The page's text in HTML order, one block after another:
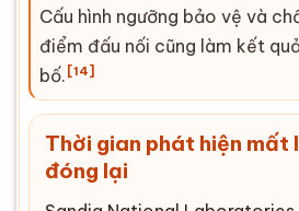
Cấu hình ngưỡng bảo vệ và
điểm đấu nối cũng làm kết
bố. [14]
Thời gian phát hiện mất
đóng lại